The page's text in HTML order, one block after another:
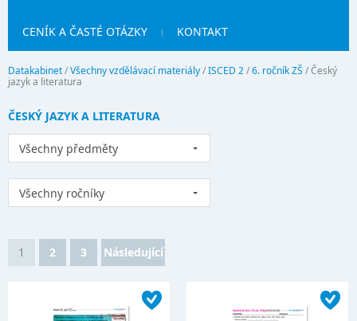
CENÍK A ČASTÉ OTÁZKY KONTAKT
Datakabinet/Všechny vzdělávací materiály/ISCED 2/6. ročník ZŠ /Český
jazyk a literatura
ČESKÝ JAZYK A LITERATURA
Všechny předměty
Všechny ročníky
1 2 3 Následující